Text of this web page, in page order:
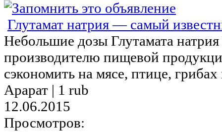
Глутамат натрия — самый
Небольшие дозы Глутамата
производителю пищевой
сэкономить на мясе, птице,
Арарат | 1 rub
12.06.2015
Просмотров: